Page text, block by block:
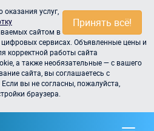
Принять всё!
услуг,
сайтом в
сервисах. Объявленные цены и
корректной работы сайта
а также необязательные — с вашего
сайта, вы соглашаетесь с
вы не согласны, пожалуйста,
браузера.